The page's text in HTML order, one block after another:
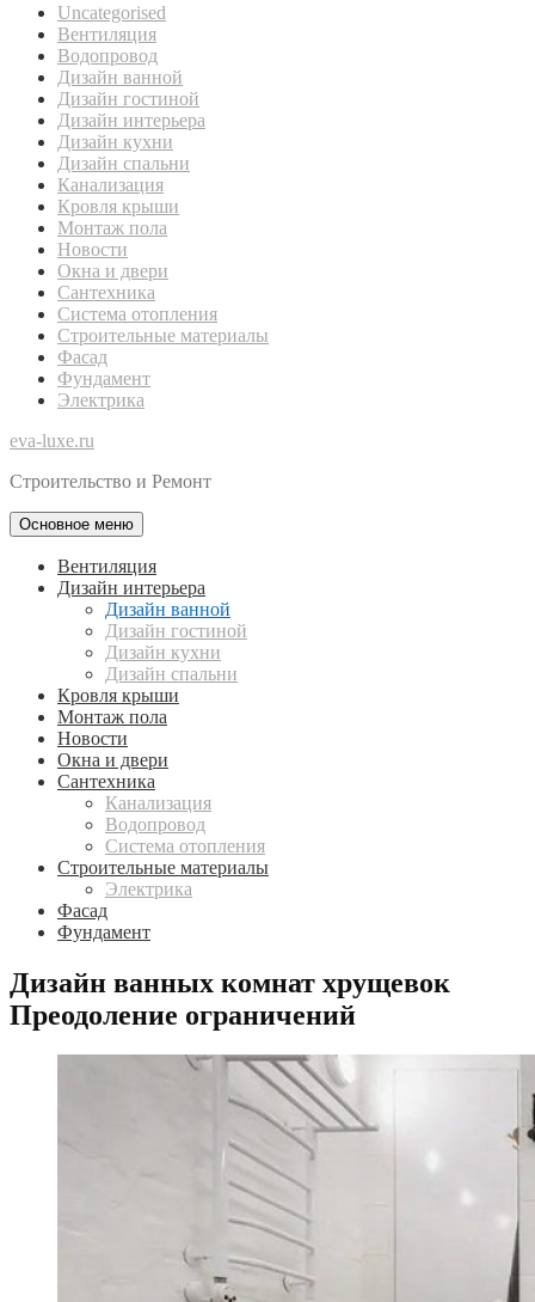
Uncategorised
Вентиляция
Водопровод
Дизайн ванной
Дизайн гостиной
Дизайн интерьера
Дизайн кухни
Дизайн спальни
Канализация
Кровля крыши
Монтаж пола
Новости
Окна и двери
Сантехника
Система отопления
Строительные материалы
Фасад
Фундамент
Электрика
eva-luxe.ru
Строительство и Ремонт
Основное меню
Вентиляция
Дизайн интерьера
Дизайн ванной
Дизайн гостиной
Дизайн кухни
Дизайн спальни
Кровля крыши
Монтаж пола
Новости
Окна и двери
Сантехника
Канализация
Водопровод
Система отопления
Строительные материалы
Электрика
Фасад
Фундамент
Дизайн ванных комнат хрущевок
Преодоление ограничений